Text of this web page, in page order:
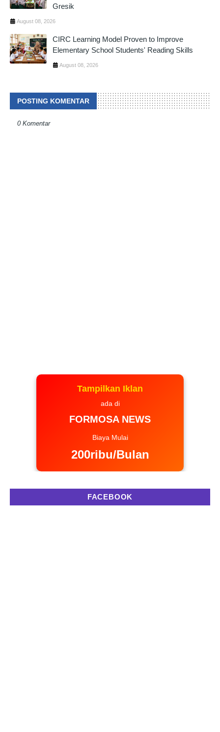
Gresik
August 08, 2026
CIRC Learning Model Proven to Improve
Elementary School Students' Reading Skills
August 08, 2026
POSTING KOMENTAR
0 Komentar
Tampilkan Iklan
ada di
FORMOSA NEWS
Biaya Mulai
200ribu/Bulan
FACEBOOK